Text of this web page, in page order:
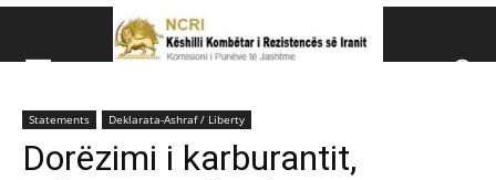
Këshillit Kombëtar të Rezistencës së Iranit (NCRI)
Statements Deklarata-Ashraf / Liberty
Dorëzimi i karburantit,